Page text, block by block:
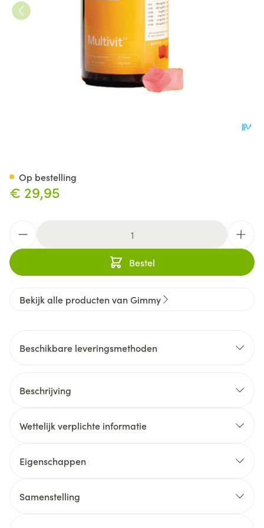
€ 29,95
Bestel
Op bestelling
Bekijk alle producten van Gimmy
Beschikbare leveringsmethoden
Beschrijving
Wettelijk verplichte informatie
Eigenschappen
Samenstelling